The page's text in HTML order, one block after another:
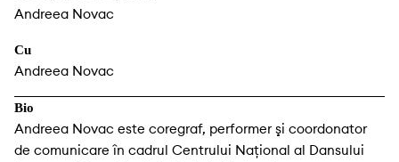
Andreea Novac
Cu
Andreea Novac
Bio
Andreea Novac este coregraf, performer şi coordonator
de comunicare în cadrul Centrului Naţional al Dansului